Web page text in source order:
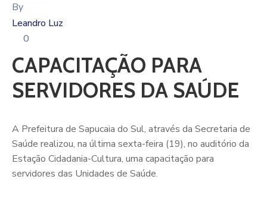
By
Leandro Luz
0
CAPACITAÇÃO PARA
SERVIDORES DA SAÚDE
A Prefeitura de Sapucaia do Sul, através da Secretaria de
Saúde realizou, na última sexta-feira (19), no auditório da
Estação Cidadania-Cultura, uma capacitação para
servidores das Unidades de Saúde.